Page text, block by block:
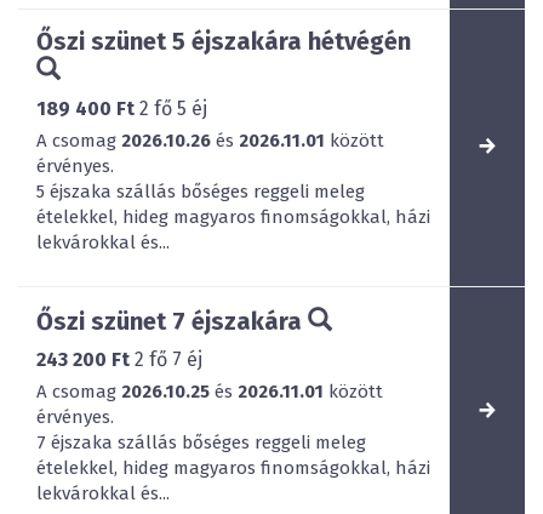
Őszi szünet 5 éjszakára hétvégén
189 400 Ft 2 fő 5 éj
A csomag 2026.10.26 és 2026.11.01 között
érvényes.
5 éjszaka szállás bőséges reggeli meleg
ételekkel, hideg magyaros finomságokkal, házi
lekvárokkal és...
Őszi szünet 7 éjszakára
243 200 Ft 2 fő 7 éj
A csomag 2026.10.25 és 2026.11.01 között
érvényes.
7 éjszaka szállás bőséges reggeli meleg
ételekkel, hideg magyaros finomságokkal, házi
lekvárokkal és...